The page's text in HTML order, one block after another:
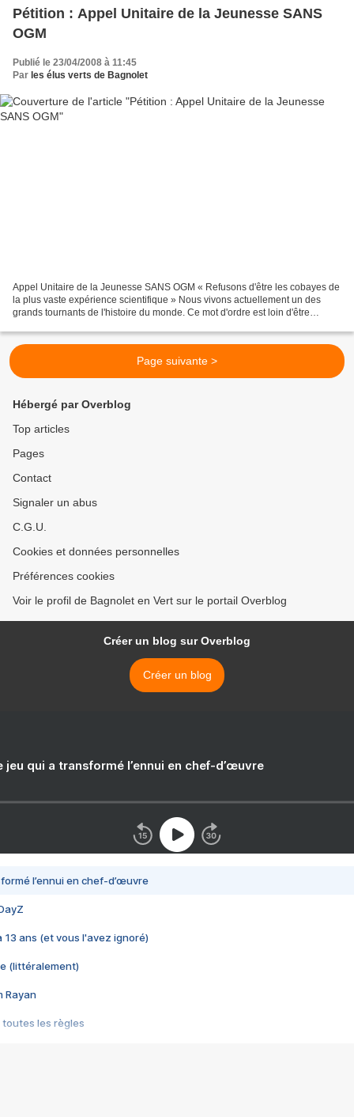
Pétition : Appel Unitaire de la Jeunesse SANS
OGM
Publié le 23/04/2008 à 11:45
Par les élus verts de Bagnolet
Appel Unitaire de la Jeunesse SANS OGM « Refusons d'être les cobayes de
la plus vaste expérience scientifique » Nous vivons actuellement un des
grands tournants de l'histoire du monde. Ce mot d'ordre est loin d'être
Page suivante >
Hébergé par Overblog
Top articles
Pages
Contact
Signaler un abus
C.G.U.
Cookies et données personnelles
Préférences cookies
Voir le profil de Bagnolet en Vert sur le portail Overblog
Créer un blog sur Overblog
Créer un blog
jeu qui a transformé l’ennui en chef-d’œuvre
l’ennui en chef-d’œuvre
13 ans (et vous l'avez ignoré)
(littéralement)
Rayan
toutes les règles